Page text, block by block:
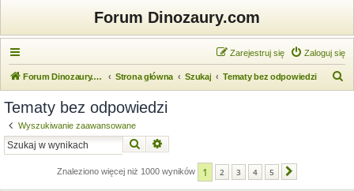
Forum Dinozaury.com
Zaloguj się
Zarejestruj się
Forum Dinozaury.com Strona główna Szukaj Tematy bez odpowiedzi
Tematy bez odpowiedzi
Wyszukiwanie zaawansowane
Szukaj
Znaleziono więcej niż 1000 wyników 1 2 3 4 5